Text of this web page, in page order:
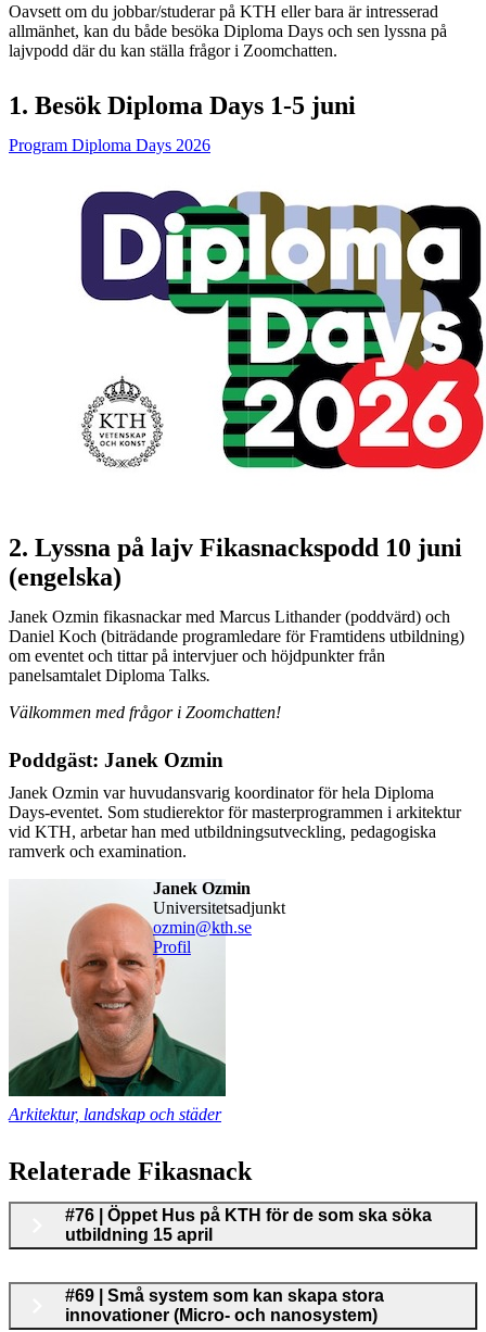
Oavsett om du jobbar/studerar på KTH eller bara är intresserad
allmänhet, kan du både besöka Diploma Days och sen lyssna på
lajvpodd där du kan ställa frågor i Zoomchatten.
1. Besök Diploma Days 1-5 juni
Program Diploma Days 2026
2. Lyssna på lajv Fikasnackspodd 10 juni
(engelska)
Janek Ozmin fikasnackar med Marcus Lithander (poddvärd) och
Daniel Koch (biträdande programledare för Framtidens utbildning)
om eventet och tittar på intervjuer och höjdpunkter från
panelsamtalet Diploma Talks.
Välkommen med frågor i Zoomchatten!
Poddgäst: Janek Ozmin
Janek Ozmin var huvudansvarig koordinator för hela Diploma
Days-eventet. Som studierektor för masterprogrammen i arkitektur
vid KTH, arbetar han med utbildningsutveckling, pedagogiska
ramverk och examination.
Janek Ozmin
universitetsadjunkt
ozmin@kth.se
Profil
Arkitektur, landskap och städer
Relaterade Fikasnack
#76 | Öppet Hus på KTH för de som ska söka
utbildning 15 april
#69 | Små system som kan skapa stora
innovationer (Micro- och nanosystem)